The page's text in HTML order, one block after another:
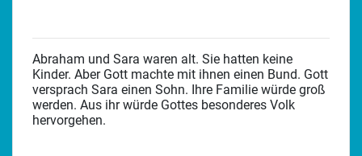
Abraham und Sara waren alt. Sie hatten keine
Kinder. Aber Gott machte mit ihnen einen Bund. Gott
versprach Sara einen Sohn. Ihre Familie würde groß
werden. Aus ihr würde Gottes besonderes Volk
hervorgehen.